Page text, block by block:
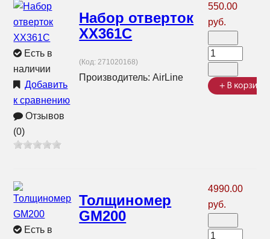
Есть в
наличии
Добавить
к сравнению
Отзывов
(0)
Набор отверток
ХХ361С
(Код:271020168)
Производитель:AirLine
550.00
руб.
Есть в
Толщиномер
GM200
4990.00
руб.